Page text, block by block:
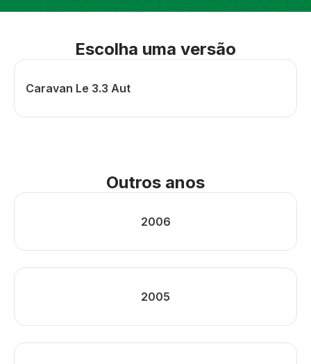
Escolha uma versão
Caravan Le 3.3 Aut
Outros anos
2006
2005